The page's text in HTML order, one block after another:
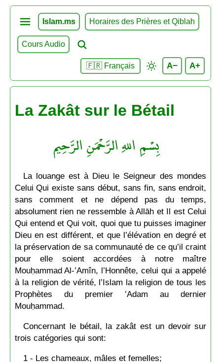
Islam.ms Horaires des Prières et Qiblah
Cours Audio
🇫🇷 Français A− A+
La Zakât sur le Bétail
بِسْمِ اللهِ الرَّحْمَنِ الرَّحِيم
La louange est à Dieu le Seigneur des mondes
Celui Qui existe sans début, sans fin, sans endroit,
sans comment et ne dépend pas du temps,
absolument rien ne ressemble à Allāh et Il est Celui
Qui entend et Qui voit, quoi que tu puisses imaginer
Dieu en est différent, et que l’élévation en degré et
la préservation de sa communauté de ce qu’il craint
pour elle soient accordées à notre maître
Mouḥammad Al-’Amîn, l’Honnête, celui qui a appelé
à la religion de vérité, l’Islam la religion de tous les
Prophètes du premier ’Adam au dernier
Mouḥammad.
Concernant le bétail, la zakât est un devoir sur
trois catégories qui sont:
1 - Les chameaux, mâles et femelles;